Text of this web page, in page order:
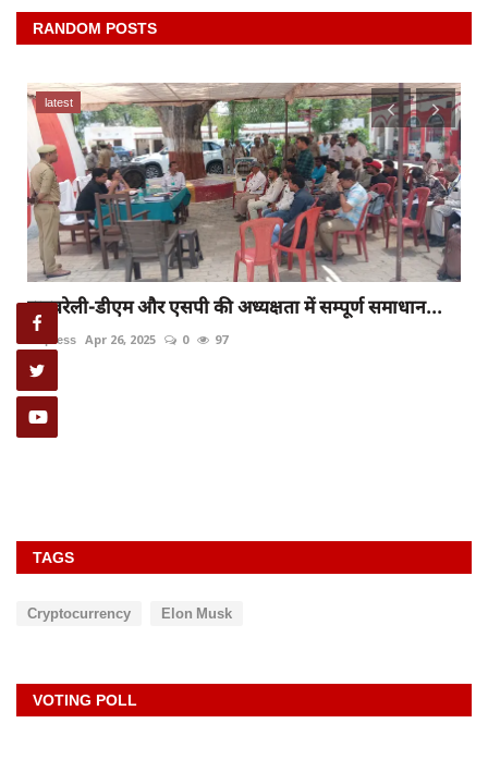
RANDOM POSTS
latest
रायबरेली-डीएम और एसपी की अध्यक्षता में सम्पूर्ण समाधान...
rexpress Apr 26, 2025 0 97
TAGS
Cryptocurrency Elon Musk
VOTING POLL